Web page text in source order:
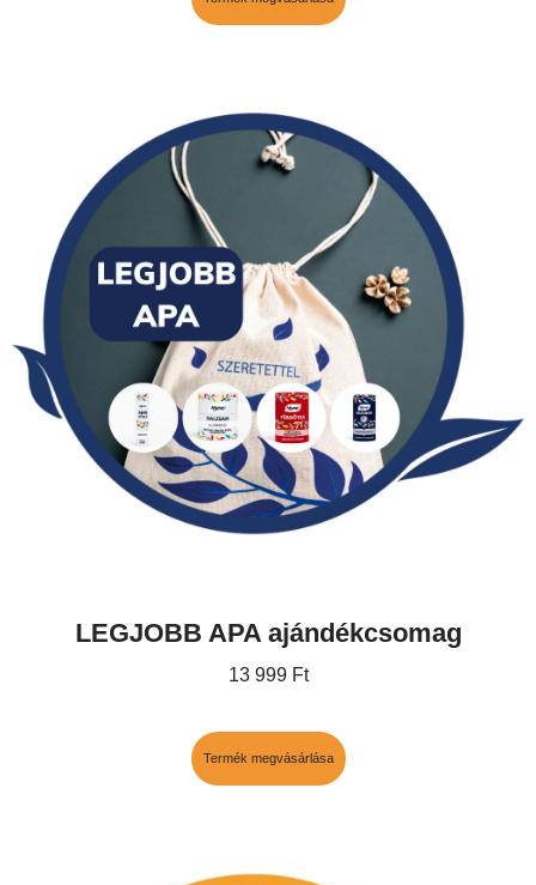
LEGJOBB APA ajándékcsomag
13 999 Ft
Termék megvásárlása